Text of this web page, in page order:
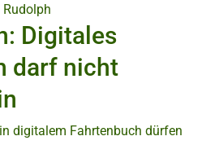
Digitales
darf nicht